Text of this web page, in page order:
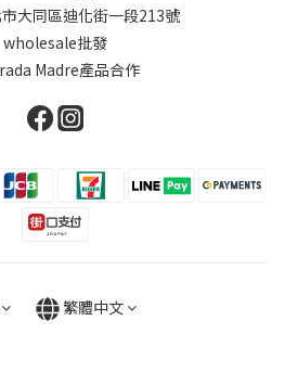
大同區迪化街一段213號
wholesale批發
Madre產品合作
繁體中文